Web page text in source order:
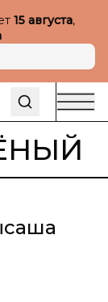
15 августа,